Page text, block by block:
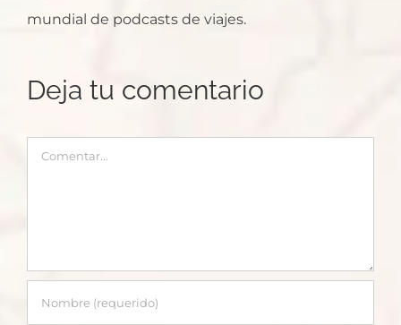
mundial de podcasts de viajes.
Deja tu comentario
Comentar